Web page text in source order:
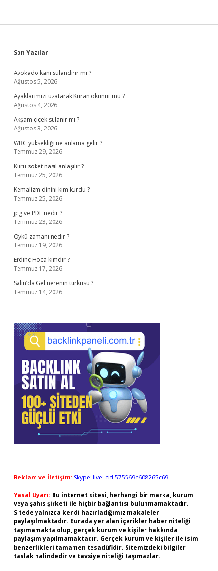
Sidebar
Son Yazılar
Avokado kanı sulandırır mı ?
Ağustos 5, 2026
Ayaklarımızı uzatarak Kuran okunur mu ?
Ağustos 4, 2026
Akşam çiçek sulanır mı ?
Ağustos 3, 2026
WBC yüksekliği ne anlama gelir ?
Temmuz 29, 2026
Kuru soket nasıl anlaşılır ?
Temmuz 25, 2026
Kemalizm dinini kim kurdu ?
Temmuz 25, 2026
jpg ve PDF nedir ?
Temmuz 23, 2026
Öykü zamanı nedir ?
Temmuz 19, 2026
Erdinç Hoca kimdir ?
Temmuz 17, 2026
Salın’da Gel nerenin türküsü ?
Temmuz 14, 2026
Reklam ve İletişim: Skype: live:.cid.575569c608265c69
Yasal Uyarı: Bu internet sitesi, herhangi bir marka, kurum
veya şahıs şirketi ile hiçbir bağlantısı bulunmamaktadır.
Sitede yalnızca kendi hazırladığımız makaleler
paylaşılmaktadır. Burada yer alan içerikler haber niteliği
taşımamakta olup, gerçek kurum ve kişiler hakkında
paylaşım yapılmamaktadır. Gerçek kurum ve kişiler ile isim
benzerlikleri tamamen tesadüfidir. Sitemizdeki bilgiler
taslak halindedir ve tavsiye niteliği taşımazlar.